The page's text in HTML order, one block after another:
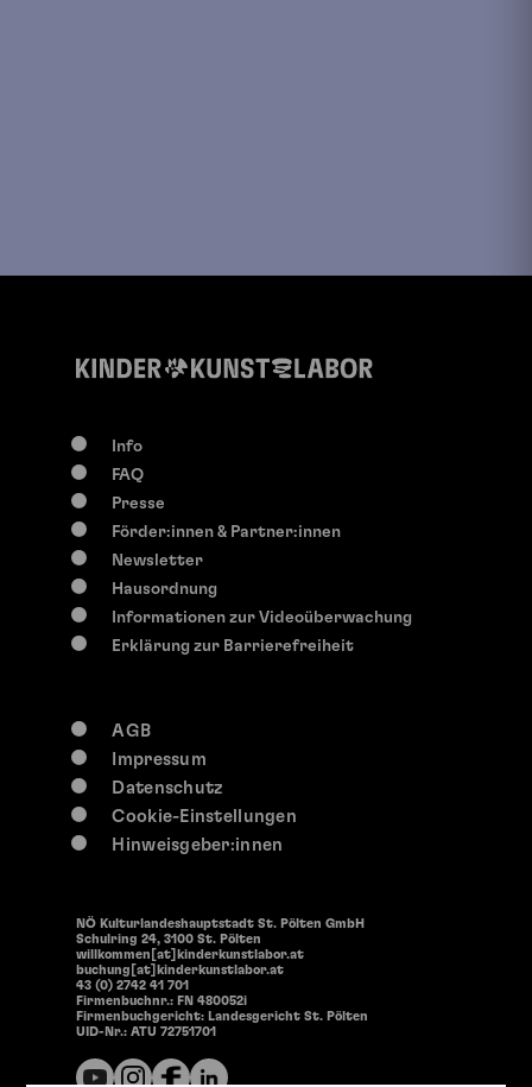
Info
FAQ
Presse
Förder:innen & Partner:innen
Newsletter
Hausordnung
Informationen zur Videoüberwachung
Erklärung zur Barrierefreiheit
NÖ Kulturlandeshauptstadt St. Pölten GmbH
Schulring 24, 3100 St. Pölten
willkommen[at]kinderkunstlabor.at
buchung[at]kinderkunstlabor.at
43 (0) 2742 41 701
Firmenbuchnr.: FN 480052i
Firmenbuchgericht: Landesgericht St. Pölten
UID-Nr.: ATU 72751701
AGB
Impressum
Datenschutz
Cookie-Einstellungen
Hinweisgeber:innen